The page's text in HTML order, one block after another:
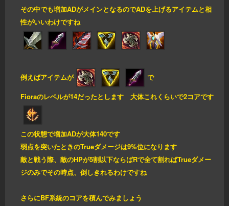
その中でも増加ADがメインとなるのでADを上げるアイテムと相
性がいいわけですね
例えばアイテムが で
Fioraのレベルが14だったとします 大体これくらいで2コアです
この状態で増加ADが大体140です
弱点を突いたときのTrueダメージは9%位になります
敵と戦う際、敵のHPが5割以下ならばRで全て割ればTrueダメー
ジのみでその時点、倒しきれるわけですね
さらにBF系統のコアを積んでみましょう